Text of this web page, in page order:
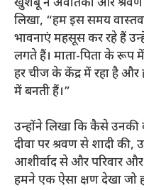
खुशबू ने अवंतिका और श्रवण
लिखा, “हम इस समय
भावनाएं महसूस कर रहे हैं
लगते हैं। माता-पिता के रूप में,
हर चीज के केंद्र में रहा है और
में बनती हैं।”
उन्होंने लिखा कि कैसे उनकी
दीवा पर श्रवण से शादी
आशीर्वाद से और परिवार और
हमने एक ऐसा क्षण देखा जो